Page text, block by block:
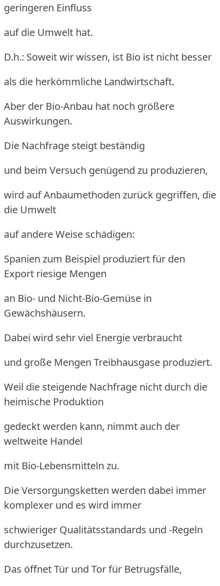
geringeren Einfluss
auf die Umwelt hat.
D.h.: Soweit wir wissen, ist Bio ist nicht besser
als die herkömmliche Landwirtschaft.
Aber der Bio-Anbau hat noch größere
Auswirkungen.
Die Nachfrage steigt beständig
und beim Versuch genügend zu produzieren,
wird auf Anbaumethoden zurück gegriffen, die
die Umwelt
auf andere Weise schädigen:
Spanien zum Beispiel produziert für den
Export riesige Mengen
an Bio- und Nicht-Bio-Gemüse in
Gewächshäusern.
Dabei wird sehr viel Energie verbraucht
und große Mengen Treibhausgase produziert.
Weil die steigende Nachfrage nicht durch die
heimische Produktion
gedeckt werden kann, nimmt auch der
weltweite Handel
mit Bio-Lebensmitteln zu.
Die Versorgungsketten werden dabei immer
komplexer und es wird immer
schwieriger Qualitätsstandards und -Regeln
durchzusetzen.
Das öffnet Tür und Tor für Betrugsfälle,